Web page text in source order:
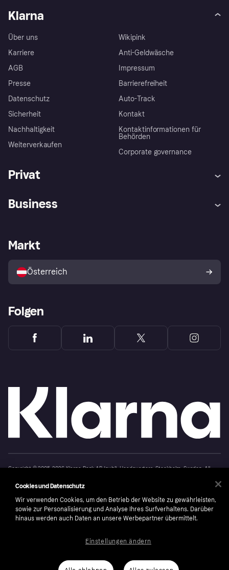
Klarna
Über uns
Karriere
AGB
Presse
Datenschutz
Sicherheit
Nachhaltigkeit
Weiterverkaufen
Wikipink
Anti-Geldwäsche
Impressum
Barrierefreiheit
Auto-Track
Kontakt
Kontaktinformationen für
Behörden
Corporate governance
Privat
Shops entdecken
Business
Händlerportal
Markt
Österreich
Folgen
Copyright © 2005-2026 Klarna Bank AB (publ). Headquarters: Stockholm, Sweden. All
CookiesKlarna.com
Cookies und Datenschutz
Wir verwenden Cookies, um den Betrieb der Website zu gewährleisten,
sowie zur Personalisierung und Analyse Ihres Surfverhaltens. Darüber
hinaus werden auch Daten an unsere Werbepartner übermittelt.
Einstellungen ändern